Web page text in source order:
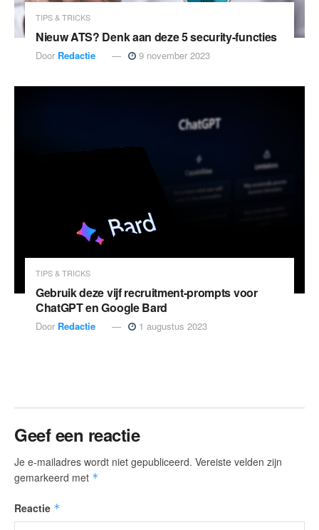
TIPS & TRICKS
Nieuw ATS? Denk aan deze 5 security-functies
Door Redactie 9 november 2023
TIPS & TRICKS
Gebruik deze vijf recruitment-prompts voor
ChatGPT en Google Bard
Door Redactie 1 augustus 2023
Geef een reactie
Je e-mailadres wordt niet gepubliceerd. Vereiste velden zijn
gemarkeerd met *
Reactie *